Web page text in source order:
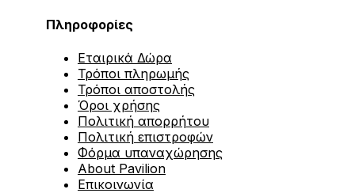
Πληροφορίες
Εταιρικά Δώρα
Τρόποι πληρωμής
Τρόποι αποστολής
Όροι χρήσης
Πολιτική απορρήτου
Πολιτική επιστροφών
Φόρμα υπαναχώρησης
About Pavilion
Επικοινωνία